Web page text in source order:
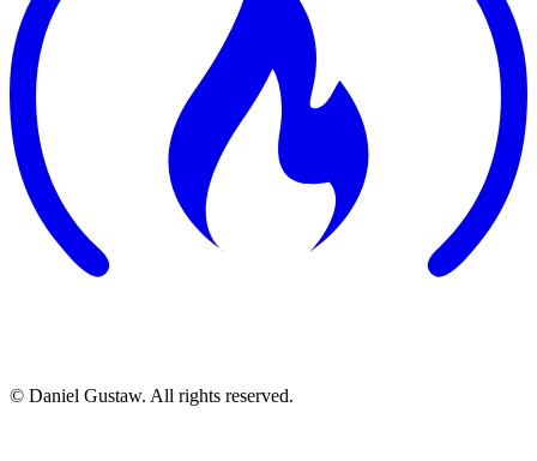
© Daniel Gustaw. All rights reserved.